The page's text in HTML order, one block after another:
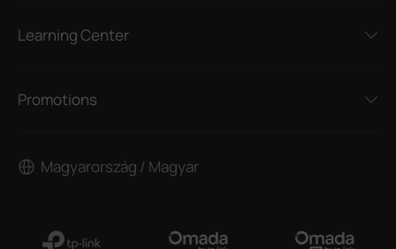
Learning Center
Promotions
Magyarország / Magyar